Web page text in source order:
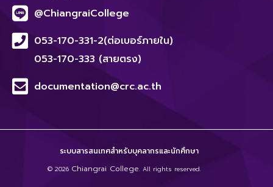
@ChiangraiCollege
053-170-331-2(ต่อเบอร์ภายใน)
053-170-333 (สายตรง)
documentation@crc.ac.th
ระบบสารสนเทศสำหรับบุคลากรและนักศึกษา
© 2026 Chiangrai College. All rights reserved.